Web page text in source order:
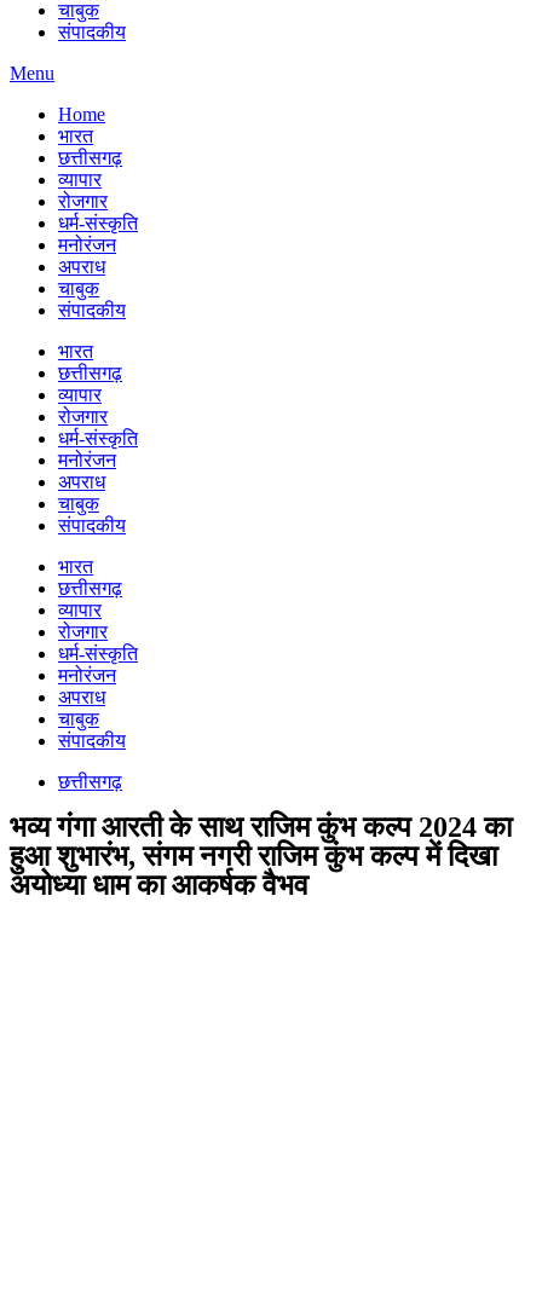
चाबुक
संपादकीय
Menu
Home
भारत
छत्तीसगढ़
व्यापार
रोजगार
धर्म-संस्कृति
मनोरंजन
अपराध
चाबुक
संपादकीय
भारत
छत्तीसगढ़
व्यापार
रोजगार
धर्म-संस्कृति
मनोरंजन
अपराध
चाबुक
संपादकीय
भारत
छत्तीसगढ़
व्यापार
रोजगार
धर्म-संस्कृति
मनोरंजन
अपराध
चाबुक
संपादकीय
छत्तीसगढ़
भव्य गंगा आरती के साथ राजिम कुंभ कल्प 2024 का
हुआ शुभारंभ, संगम नगरी राजिम कुंभ कल्प में दिखा
अयोध्या धाम का आकर्षक वैभव